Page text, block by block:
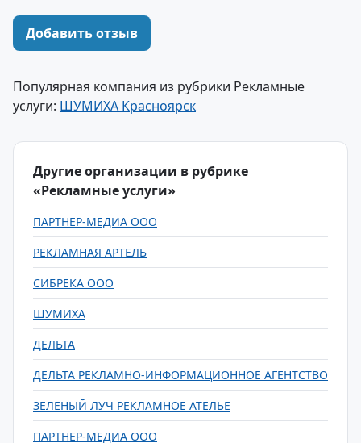
Добавить отзыв
Популярная компания из рубрики Рекламные
услуги: ШУМИХА Красноярск
Другие организации в рубрике
«Рекламные услуги»
ПАРТНЕР-МЕДИА ООО
РЕКЛАМНАЯ АРТЕЛЬ
СИБРЕКА ООО
ШУМИХА
ДЕЛЬТА
ДЕЛЬТА РЕКЛАМНО-ИНФОРМАЦИОННОЕ АГЕНТСТВО
ЗЕЛЕНЫЙ ЛУЧ РЕКЛАМНОЕ АТЕЛЬЕ
ПАРТНЕР-МЕДИА ООО